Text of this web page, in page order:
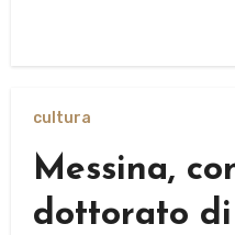
cultura
Messina,
dottorato